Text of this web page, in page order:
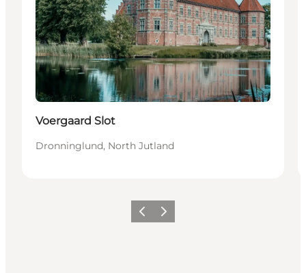
Voergaard Slot
Dronninglund, North Jutland
PrécédentSuivant